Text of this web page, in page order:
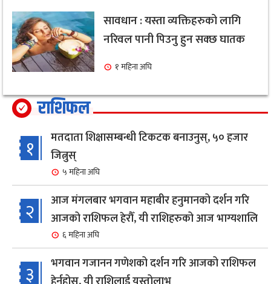
सावधान : यस्ता व्यक्तिहरुको लागि
नरिवल पानी पिउनु हुन सक्छ घातक
१ महिना अघि
राशिफल
१
मतदाता शिक्षासम्बन्धी टिकटक बनाउनुस्, ५० हजार
जित्नुस्
५ महिना अघि
२
आज मंगलबार भगवान महाबीर हनुमानको दर्शन गरि
आजको राशिफल हेरौँ, यी राशिहरुको आज भाग्यशालि
६ महिना अघि
३
भगवान गजानन गणेशको दर्शन गरि आजको राशिफल